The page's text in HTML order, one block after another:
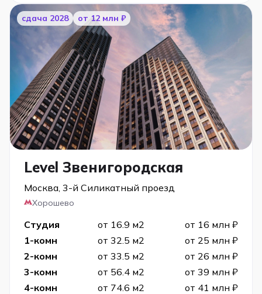
cдача 2028 от 12 млн ₽
Level Звенигородская
Москва, 3-й Силикатный проезд
Хорошево
Студия от 16.9 м2
от 16 млн ₽
1-комн
от 32.5 м2
от 25 млн ₽
2-комн
от 33.5 м2
от 26 млн ₽
3-комн
от 56.4 м2
от 39 млн ₽
4-комн
от 74.6 м2 от 41 млн ₽